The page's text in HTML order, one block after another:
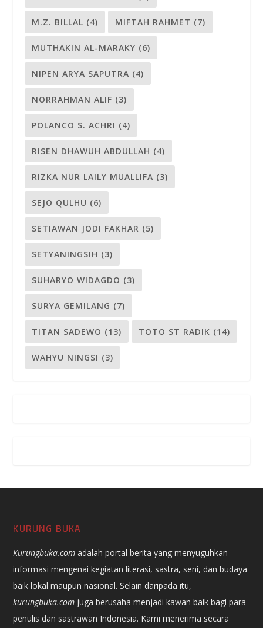
M.Z. BILLAL (4) MIFTAH RAHMET (7)
MUTHAKIN AL-MARAKY (6)
NIPEN ARYA SAPUTRA (4)
NORRAHMAN ALIF (3)
POLANCO S. ACHRI (4)
RISEN DHAWUH ABDULLAH (4)
RIZKA NUR LAILY MUALLIFA (3)
SEJO QULHU (6)
SETIAWAN JODI FAKHAR (5)
SETYANINGSIH (3)
SUHARYO WIDAGDO (3)
SURYA GEMILANG (7)
TITAN SADEWO (13) TOTO ST RADIK (14)
WAHYU NINGSI (3)
KURUNG BUKA
Kurungbuka.com adalah portal berita yang menyuguhkan
informasi mengenai kegiatan literasi, sastra, seni, dan budaya
baik lokal maupun nasional. Selain daripada itu,
kurungbuka.com juga berusaha menjadi kawan baik bagi para
penulis dan sastrawan Indonesia. Kami menerima secara